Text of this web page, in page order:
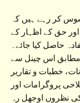
کر رہے ہیں کہ
حق کے اظہار کے
حاصل کیا جائے۔
مطابق اس چینل سے
پروگرامات اور
نظروں اوجھل رہ